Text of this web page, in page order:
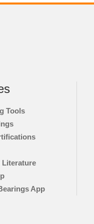
Tools
Literature
App